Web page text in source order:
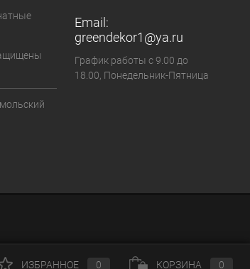
Email:
greendekor1@ya.ru
График работы с 9.00 до
18.00, Понедельник-Пятница
ИЗБРАННОЕ 0 КОРЗИНА 0